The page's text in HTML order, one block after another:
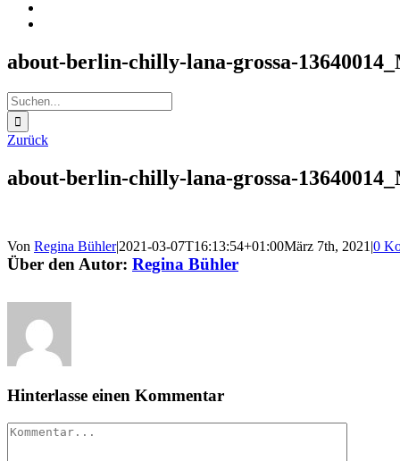
about-berlin-chilly-lana-grossa-
Suche
nach:
Zurück
about-berlin-chilly-lana-grossa-
Von Regina Bühler|2021-03-07T16:13:54+01:00März 7th, 2021 |0
Über den Autor: Regina Bühler
Hinterlasse einen Kommentar
Kommentar